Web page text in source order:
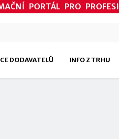
PORTÁL PRO
DODAVATELŮ INFO Z TRHU